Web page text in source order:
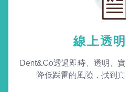
線上透
Dent&Co透過即時、透明、
降低踩雷的風險，找到